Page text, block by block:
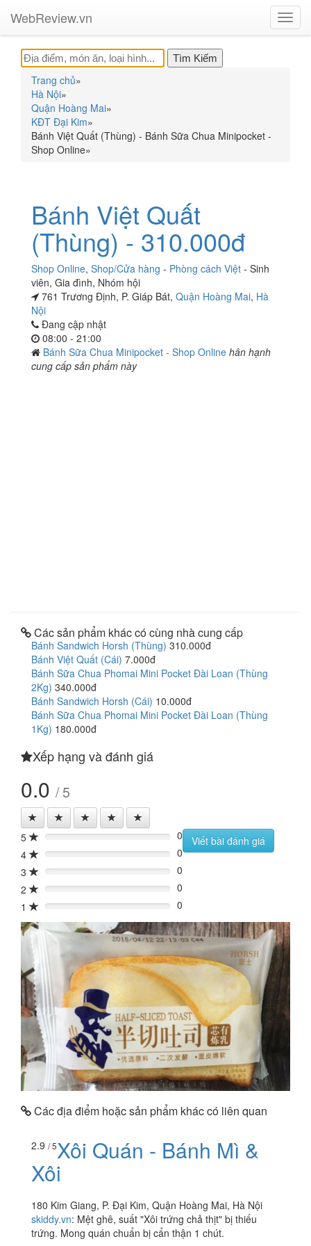
WebReview.vn
Trang chủ»
Hà Nội»
Quận Hoàng Mai»
KĐT Đại Kim»
Bánh Việt Quất (Thùng) - Bánh Sữa Chua Minipocket -
Shop Online»
Bánh Việt Quất
(Thùng) - 310.000đ
Shop Online, Shop/Cửa hàng - Phòng cách Việt - Sinh
viên, Gia đình, Nhóm hội
761 Trương Định, P. Giáp Bát, Quận Hoàng Mai, Hà
Nội
Đang cập nhật
08:00 - 21:00
Bánh Sữa Chua Minipocket - Shop Online hân hạnh
cung cấp sản phẩm này
Các sản phẩm khác có cùng nhà cung cấp
Bánh Sandwich Horsh (Thùng) 310.000đ
Bánh Việt Quất (Cái) 7.000đ
Bánh Sữa Chua Phomai Mini Pocket Đài Loan (Thùng
2Kg) 340.000đ
Bánh Sandwich Horsh (Cái) 10.000đ
Bánh Sữa Chua Phomai Mini Pocket Đài Loan (Thùng
1Kg) 180.000đ
Xếp hạng và đánh giá
0.0 / 5
5 0%
0
4
0%
0
3
0%
0
2
0%
0
1
0% 0
Viết bài đánh giá
Các địa điểm hoặc sản phẩm khác có liên quan
2.9 / 5Xôi Quán - Bánh Mì &
Xôi
180 Kim Giang, P. Đại Kim, Quận Hoàng Mai, Hà Nội
skiddy.vn: Mệt ghê, suất "Xôi trứng chả thịt" bị thiếu
trứng. Mong quán chuẩn bị cẩn thận 1 chút.